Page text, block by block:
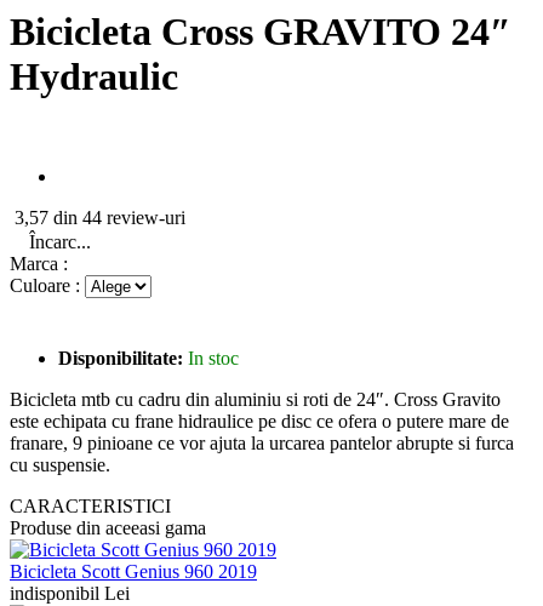
Bicicleta Cross GRAVITO 24″
Hydraulic
3,57 din 44 review-uri
Încarc...
Marca :
Culoare :
Disponibilitate: In stoc
Bicicleta mtb cu cadru din aluminiu si roti de 24″. Cross Gravito
este echipata cu frane hidraulice pe disc ce ofera o putere mare de
franare, 9 pinioane ce vor ajuta la urcarea pantelor abrupte si furca
cu suspensie.
CARACTERISTICI
Produse din aceeasi gama
Bicicleta Scott Genius 960 2019
indisponibil Lei